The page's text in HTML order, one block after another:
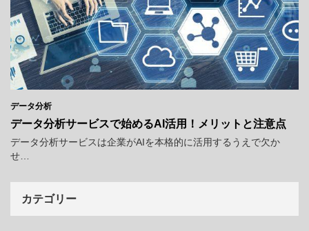
データ分析
データ分析サービスで始めるAI活用！メリットと注意点
データ分析サービスは企業がAIを本格的に活用するうえで欠か
せ…
カテゴリー